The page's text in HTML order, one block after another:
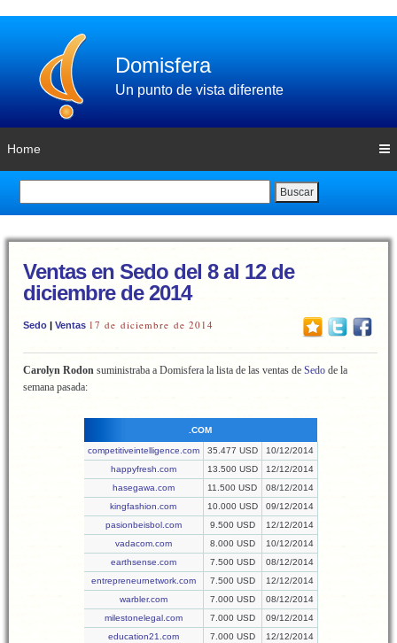
Domisfera
Un punto de vista diferente
Home
Buscar
Ventas en Sedo del 8 al 12 de
diciembre de 2014
Sedo | Ventas 17 de diciembre de 2014
Carolyn Rodon suministraba a Domisfera la lista de las ventas de Sedo de la
semana pasada:
.COM
competitiveintelligence.com 35.477 USD
10/12/2014
happyfresh.com
13.500 USD
12/12/2014
hasegawa.com
11.500 USD
08/12/2014
kingfashion.com
10.000 USD
09/12/2014
pasionbeisbol.com
9.500 USD
12/12/2014
vadacom.com
8.000 USD
10/12/2014
earthsense.com
7.500 USD
08/12/2014
entrepreneurnetwork.com
7.500 USD
12/12/2014
warbler.com
7.000 USD
08/12/2014
milestonelegal.com
7.000 USD
09/12/2014
education21.com
7.000 USD
12/12/2014